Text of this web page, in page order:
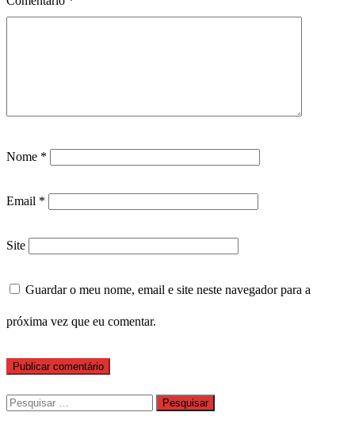
Nome *
Email *
Site
Guardar o meu nome, email e site neste navegador para a
próxima vez que eu comentar.
Pesquisar
por: